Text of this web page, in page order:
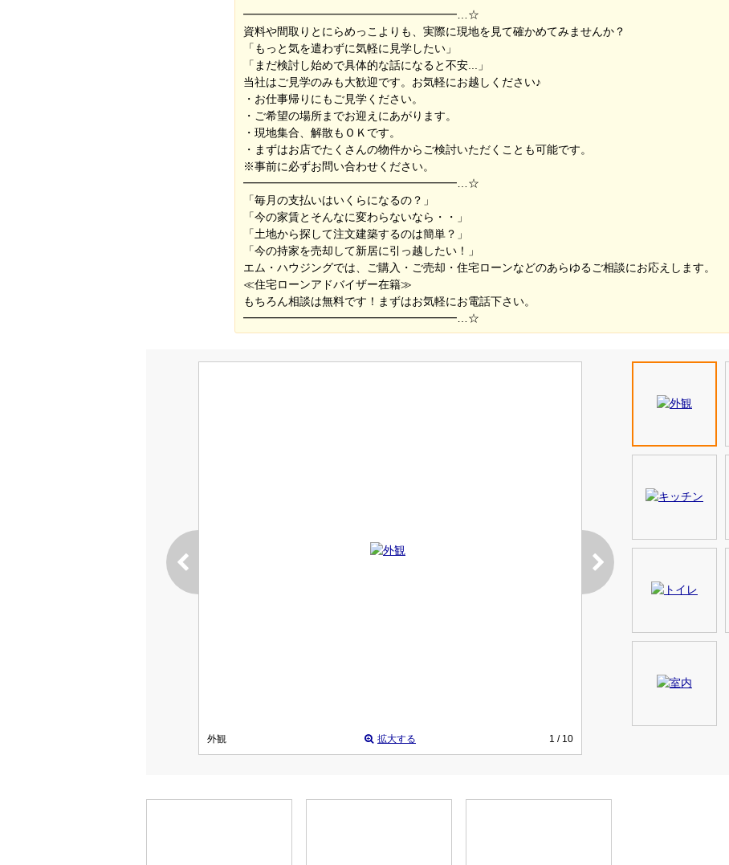
━━━━━━━━━━━━━━━━━━━…☆
資料や間取りとにらめっこよりも、実際に現地を見て確かめてみませんか？
「もっと気を遣わずに気軽に見学したい」
「まだ検討し始めで具体的な話になると不安...」
当社はご見学のみも大歓迎です。お気軽にお越しください♪
・お仕事帰りにもご見学ください。
・ご希望の場所までお迎えにあがります。
・現地集合、解散もＯＫです。
・まずはお店でたくさんの物件からご検討いただくことも可能です。
※事前に必ずお問い合わせください。
━━━━━━━━━━━━━━━━━━━…☆
「毎月の支払いはいくらになるの？」
「今の家賃とそんなに変わらないなら・・」
「土地から探して注文建築するのは簡単？」
「今の持家を売却して新居に引っ越したい！」
エム・ハウジングでは、ご購入・ご売却・住宅ローンなどのあらゆるご相談にお応えします。
≪住宅ローンアドバイザー在籍≫
もちろん相談は無料です！まずはお気軽にお電話下さい。
━━━━━━━━━━━━━━━━━━━…☆
外観 拡大する 1 / 10